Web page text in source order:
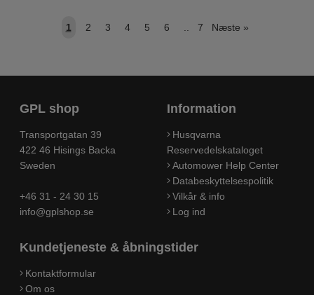
1 2 3 4 5 6 7 Næste »
GPL shop
Transportgatan 39
422 46 Hisings Backa
Sweden
+46 31 - 24 30 15
info@gplshop.se
Information
Husqvarna
Reservedelskataloget
Automower Help Center
Databeskyttelsespolitik
Vilkår & info
Log ind
Kundetjeneste & åbningstider
Kontaktformular
Om os